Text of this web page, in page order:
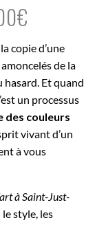
copie d’une
de la
hasard. Et quand
un processus
des couleurs
vivant d’un
à vous
àSaint-Just-
style, les